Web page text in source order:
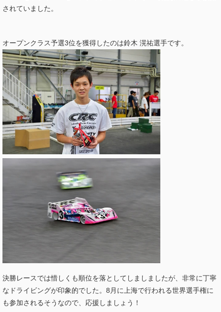
されていました。
オープンクラス予選3位を獲得したのは鈴木 滉祐選手です。
決勝レースでは惜しくも順位を落としてしましましたが、非常に丁寧
なドライビングが印象的でした。8月に上海で行われる世界選手権に
も参加されるそうなので、応援しましょう！